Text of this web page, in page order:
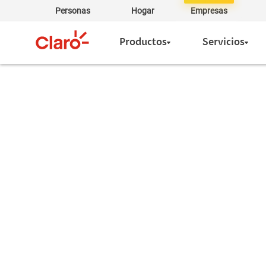
Personas Hogar Empresas
Productos Servicios